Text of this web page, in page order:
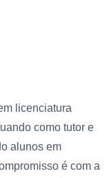
licenciatura
como tutor e
alunos em
é com a